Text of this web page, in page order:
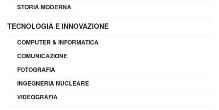
STORIA MODERNA
TECNOLOGIA E INNOVAZIONE
COMPUTER & INFORMATICA
COMUNICAZIONE
FOTOGRAFIA
INGEGNERIA NUCLEARE
VIDEOGRAFIA